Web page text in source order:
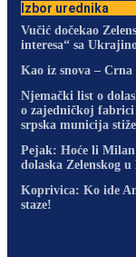
Izbor urednika
Vučić dočekao
interesa“ sa
Kao iz snova –
Njemački list o
o zajedničkoj
srpska municija
Pejak: Hoće li
dolaska Zelenskog u
Koprivica: Ko ide
staze!